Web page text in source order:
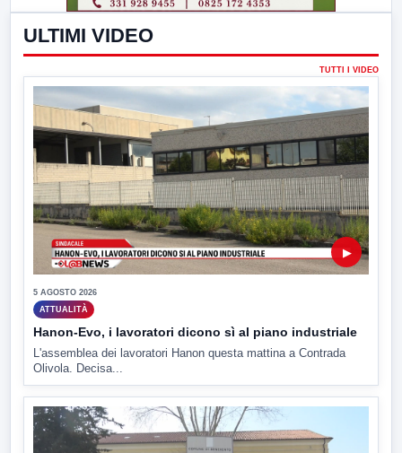
ULTIMI VIDEO
TUTTI I VIDEO
▶
5 AGOSTO 2026
ATTUALITÀ
Hanon-Evo, i lavoratori dicono sì al piano industriale
L'assemblea dei lavoratori Hanon questa mattina a Contrada
Olivola. Decisa...